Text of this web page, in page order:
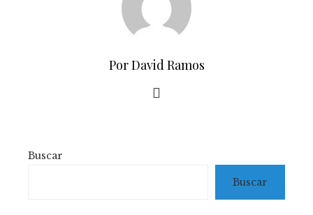
Por David Ramos
Buscar
Buscar